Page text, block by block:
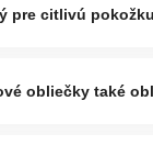
pre citlivú
obliečky také